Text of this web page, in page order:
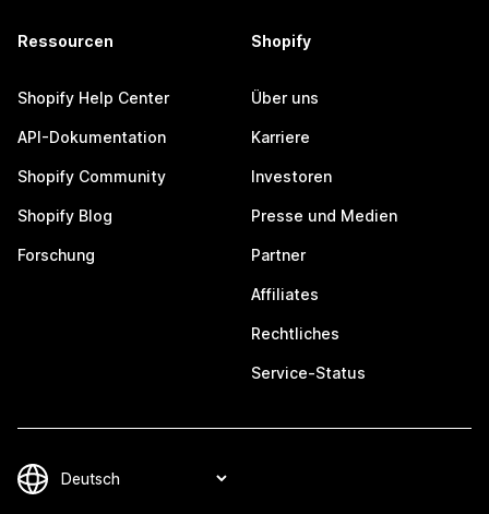
Ressourcen
Shopify Help Center
API-Dokumentation
Shopify Community
Shopify Blog
Forschung
Shopify
Über uns
Karriere
Investoren
Presse und Medien
Partner
Affiliates
Rechtliches
Service-Status